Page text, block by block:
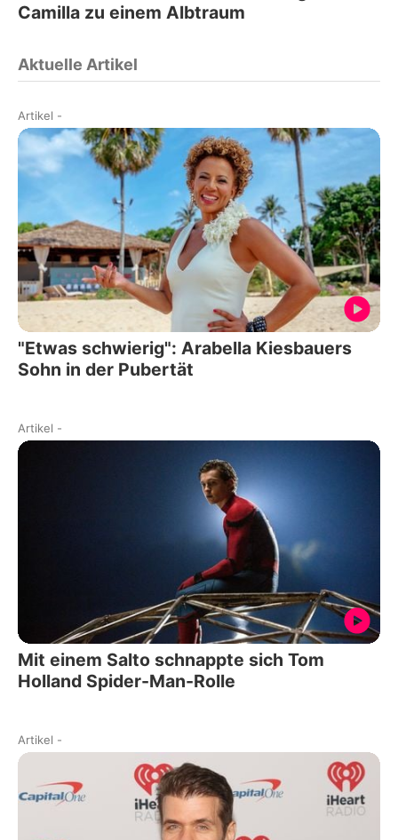
Camilla zu einem Albtraum
Aktuelle Artikel
Artikel -
"Etwas schwierig": Arabella Kiesbauers
Sohn in der Pubertät
Artikel -
Mit einem Salto schnappte sich Tom
Holland Spider-Man-Rolle
Artikel -